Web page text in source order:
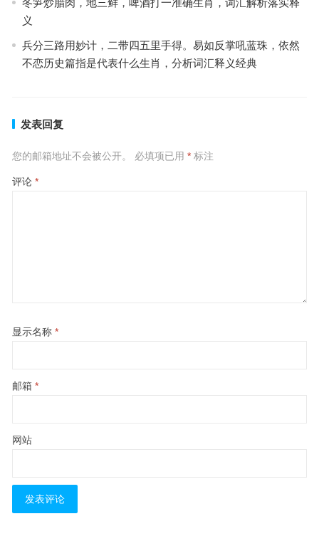
义
兵分三路用妙计，二带四五里手得。易如反掌吼蓝珠，依然
不恋历史篇指是代表什么生肖，分析词汇释义经典
发表回复
您的邮箱地址不会被公开。 必填项已用 *标注
评论 *
显示名称 *
邮箱 *
网站